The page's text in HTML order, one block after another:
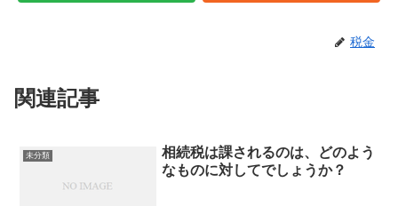
税金
関連記事
未分類
相続税は課されるのは、どのよう
なものに対してでしょうか？